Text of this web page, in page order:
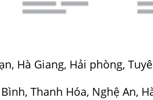
Hà Giang, Hải phòng,
Thanh Hóa, Nghệ An,